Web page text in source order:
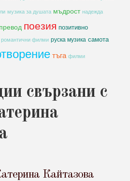
музика за душата мъдрост надежда
поезия позитивно
романтични филми руска музика самота
тъга филми
свързани с
Кайтазова